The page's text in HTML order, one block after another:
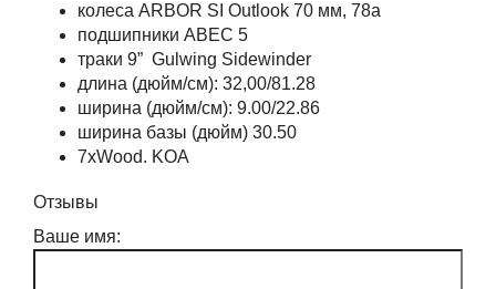
колеса ARBOR SI Outlook 70 мм, 78а
подшипники ABEC 5
траки 9” Gulwing Sidewinder
длина (дюйм/см): 32,00/81.28
ширина (дюйм/см): 9.00/22.86
ширина базы (дюйм) 30.50
7хWood. KOA
Отзывы
Ваше имя: